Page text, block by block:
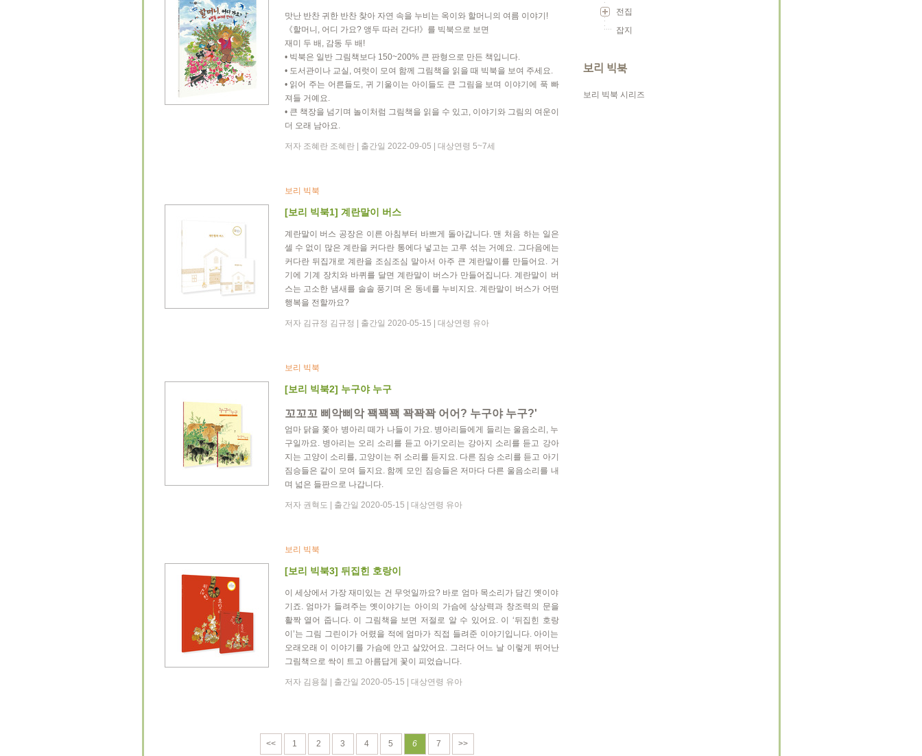
맛난 반찬 귀한 반찬 찾아 자연 속을 누비는 옥이와 할머니의 여름 이야기!
《할머니, 어디 가요? 앵두 따러 간다!》를 빅북으로 보면
재미 두 배, 감동 두 배!
• 빅북은 일반 그림책보다 150~200% 큰 판형으로 만든 책입니다.
• 도서관이나 교실, 여럿이 모여 함께 그림책을 읽을 때 빅북을 보여 주세요.
• 읽어 주는 어른들도, 귀 기울이는 아이들도 큰 그림을 보며 이야기에 푹 빠
져들 거예요.
• 큰 책장을 넘기며 놀이처럼 그림책을 읽을 수 있고, 이야기와 그림의 여운이
더 오래 남아요.
저자 조혜란 조혜란 | 출간일 2022-09-05 | 대상연령 5~7세
보리 빅북
[보리 빅북1] 계란말이 버스
계란말이 버스 공장은 이른 아침부터 바쁘게 돌아갑니다. 맨 처음 하는 일은
셀 수 없이 많은 계란을 커다란 통에다 넣고는 고루 섞는 거예요. 그다음에는
커다란 뒤집개로 계란을 조심조심 말아서 아주 큰 계란말이를 만들어요. 거
기에 기계 장치와 바퀴를 달면 계란말이 버스가 만들어집니다. 계란말이 버
스는 고소한 냄새를 솔솔 풍기며 온 동네를 누비지요. 계란말이 버스가 어떤
행복을 전할까요?
저자 김규정 김규정 | 출간일 2020-05-15 | 대상연령 유아
보리 빅북
[보리 빅북2] 누구야 누구
꼬꼬꼬 삐악삐악 꽥꽥꽥 꽉꽉꽉 어어? 누구야 누구?'
엄마 닭을 쫓아 병아리 떼가 나들이 가요. 병아리들에게 들리는 울음소리, 누
구일까요. 병아리는 오리 소리를 듣고 아기오리는 강아지 소리를 듣고 강아
지는 고양이 소리를, 고양이는 쥐 소리를 듣지요. 다른 짐승 소리를 듣고 아기
짐승들은 같이 모여 들지요. 함께 모인 짐승들은 저마다 다른 울음소리를 내
며 넓은 들판으로 나갑니다.
저자 권혁도 | 출간일 2020-05-15 | 대상연령 유아
보리 빅북
[보리 빅북3] 뒤집힌 호랑이
이 세상에서 가장 재미있는 건 무엇일까요? 바로 엄마 목소리가 담긴 옛이야
기죠. 엄마가 들려주는 옛이야기는 아이의 가슴에 상상력과 창조력의 문을
활짝 열어 줍니다. 이 그림책을 보면 저절로 알 수 있어요. 이 ‘뒤집힌 호랑
이’는 그림 그린이가 어렸을 적에 엄마가 직접 들려준 이야기입니다. 아이는
오래오래 이 이야기를 가슴에 안고 살았어요. 그러다 어느 날 이렇게 뛰어난
그림책으로 싹이 트고 아름답게 꽃이 피었습니다.
저자 김용철 | 출간일 2020-05-15 | 대상연령 유아
<< 1 2 3 4 5 6 7 >>
전집
잡지
보리 빅북
보리 빅북 시리즈